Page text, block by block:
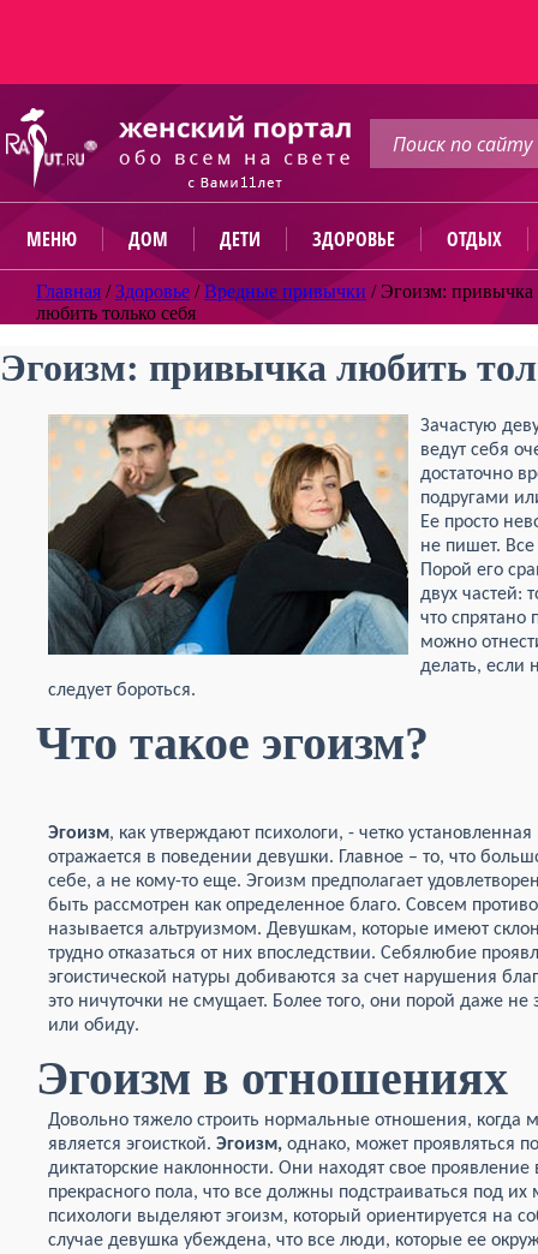
МЕНЮ ДОМ ДЕТИ ЗДОРОВЬЕ ОТДЫХ
Главная /Здоровье /Вредные привычки / Эгоизм: привычка
любить только себя
Эгоизм: привычка любить
Зачастую
ведут себя
достаточно
подругами
Ее просто
не пишет.
Порой его
двух частей:
что
можно
делать, если
следует бороться.
Что такое эгоизм?
Эгоизм, как утверждают психологи, - четко
отражается в поведении девушки. Главное – то, что
себе, а не кому-то еще. Эгоизм предполагает
быть рассмотрен как определенное благо. Совсем
называется альтруизмом. Девушкам, которые имеют
трудно отказаться от них впоследствии. Себялюбие
эгоистической натуры добиваются за счет нарушения
это ничуточки не смущает. Более того, они порой даже
или обиду.
Эгоизм в отношениях
Довольно тяжело строить нормальные отношения, когда
является эгоисткой. Эгоизм, однако, может проявляться
диктаторские наклонности. Они находят свое
прекрасного пола, что все должны подстраиваться под
психологи выделяют эгоизм, который ориентируется на
случае девушка убеждена, что все люди, которые ее